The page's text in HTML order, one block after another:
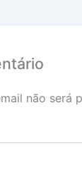
não será